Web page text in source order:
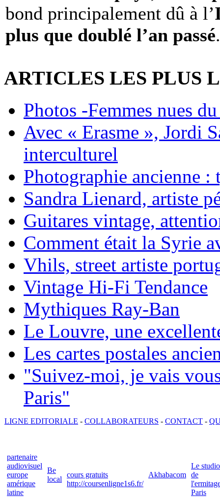
bond principalement dû à l’
plus que doublé l’an passé.
ARTICLES LES PLUS
Photos -Femmes nues
Avec « Erasme », Jordi
interculturel
Photographie ancienne :
Sandra Lienard, artiste
Guitares vintage,
Comment était la Syrie
Vhils, street artiste
Vintage Hi-Fi Tendance
Mythiques Ray-Ban
Le Louvre, une
Les cartes postales
"Suivez-moi, je vais
Paris"
LIGNE EDITORIALE - COLLABORATEURS - CONTACT -
partenaire
audiovisuel
europe
amérique
latine
Be
local
cours gratuits
http://coursenligne1s6.fr/
Akhabacom
Le studio
de
Paris